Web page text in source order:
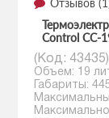
Отзывов
Control CC-
(Код:43435)
Объем: 19
Габариты: